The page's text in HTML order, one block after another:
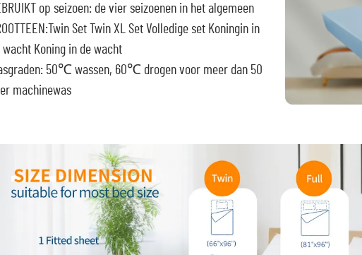
op seizoen: de vier seizoenen in het algemeen
Set Twin XL Set Volledige set Koningin in
wacht Koning in de wacht
50℃ wassen, 60℃ drogen voor meer dan 50
machinewas